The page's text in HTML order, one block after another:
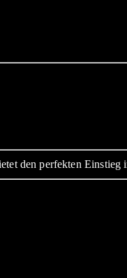
den perfekten Einstieg